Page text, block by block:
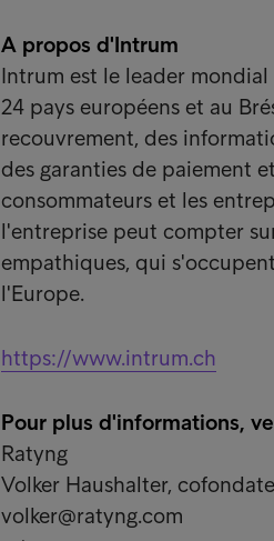
A propos d'Intrum
Intrum est le leader
24 pays européens et au
recouvrement, des
des garanties de paiement
consommateurs et les
l'entreprise peut compter
empathiques, qui
l'Europe.
https://www.intrum.ch
Pour plus d'informations,
Ratyng
Volker Haushalter,
volker@ratyng.com